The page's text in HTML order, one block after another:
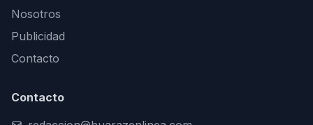
Nosotros
Publicidad
Contacto
Contacto